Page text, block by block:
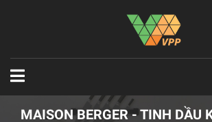
MAISON BERGER - TINH DẦU